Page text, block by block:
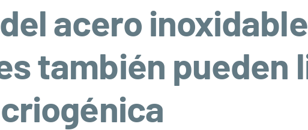
acero
también pueden